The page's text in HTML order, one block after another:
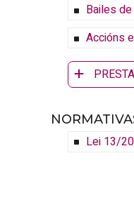
Bailes
Accións
Lei 13/